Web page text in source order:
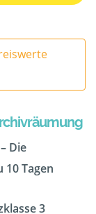
Die
Tagen
3